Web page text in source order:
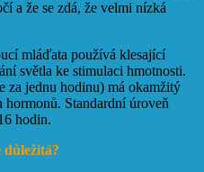
a že se zdá, že velmi nízká
mláďata používá klesající
světla ke stimulaci hmotnosti.
za jednu hodinu) má okamžitý
Standardní úroveň
hodin.